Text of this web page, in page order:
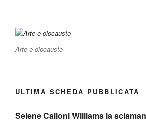
Arte e olocausto
ULTIMA SCHEDA PUBBLICATA
Selene Calloni Williams la